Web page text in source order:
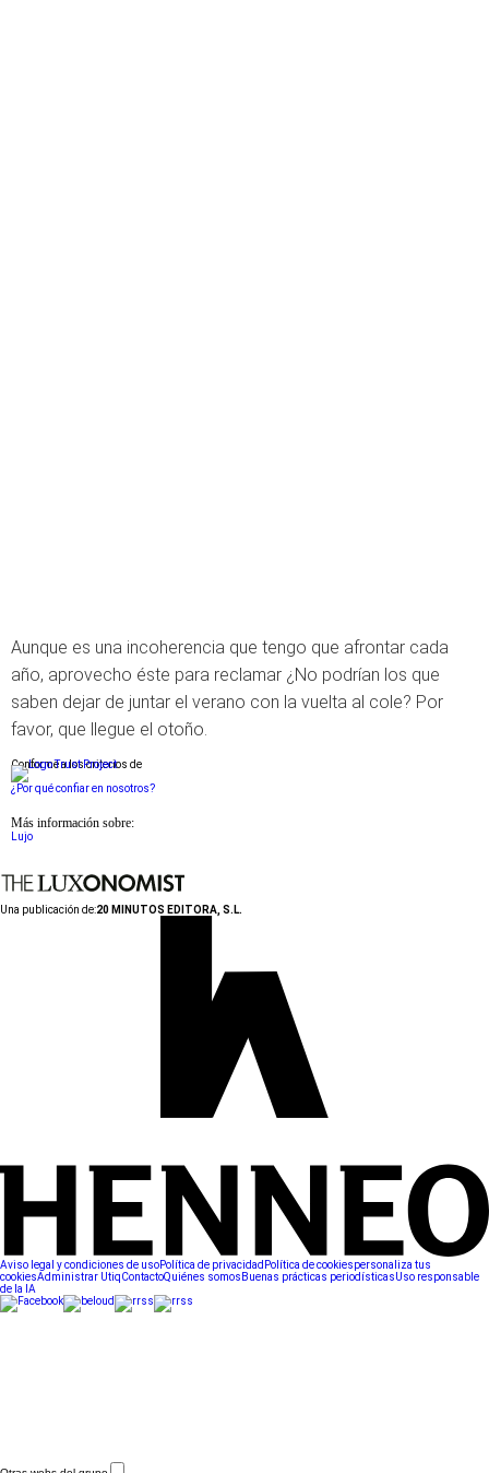
Aunque es una incoherencia que tengo que afrontar cada
año, aprovecho éste para reclamar ¿No podrían los que
saben dejar de juntar el verano con la vuelta al cole? Por
favor, que llegue el otoño.
Conforme a los criterios de
¿Por qué confiar en nosotros?
Más información sobre:
Lujo
Una publicación de:20 MINUTOS EDITORA, S.L.
Aviso legal y condiciones de usoPolítica de privacidad Política de cookiespersonaliza tus
cookiesAdministrar UtiqContactoQuiénes somos Buenas prácticas periodísticasUso responsable
de la IA